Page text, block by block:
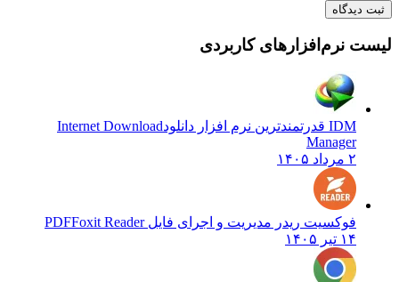
ثبت دیدگاه
لیست نرم‌افزارهای کاربردی
IDM قدرتمندترین نرم افزار دانلود
Internet Download
Manager
۲ مرداد ۱۴۰۵
فوکسیت ریدر مدیریت و اجرای فایل PDFFoxit Reader
۱۴ تیر ۱۴۰۵